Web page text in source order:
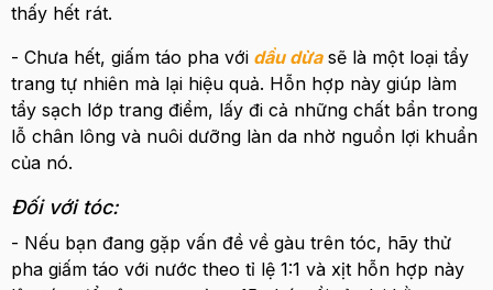
thấy hết rát.
- Chưa hết, giấm táo pha với dầu dừasẽ là một loại tẩy
trang tự nhiên mà lại hiệu quả. Hỗn hợp này giúp làm
tẩy sạch lớp trang điểm, lấy đi cả những chất bẩn trong
lỗ chân lông và nuôi dưỡng làn da nhờ nguồn lợi khuẩn
của nó.
Đối với tóc:
- Nếu bạn đang gặp vấn đề về gàu trên tóc, hãy thử
pha giấm táo với nước theo tỉ lệ 1:1 và xịt hỗn hợp này